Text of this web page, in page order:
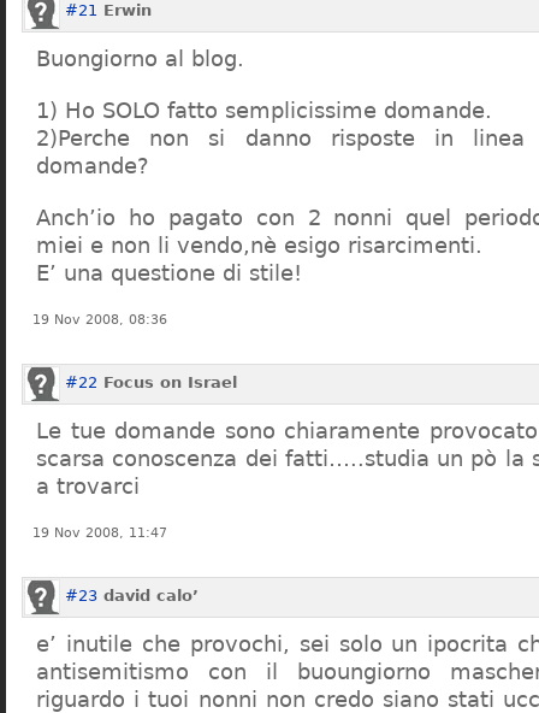
#21 Erwin
Buongiorno al blog.
1) Ho SOLO fatto semplicissime domande.
2)Perche non si danno risposte in
domande?
Anch’io ho pagato con 2 nonni quel
miei e non li vendo,nè esigo risarcimenti.
E’ una questione di stile!
19 Nov 2008, 08:36
#22 Focus on Israel
Le tue domande sono chiaramente
scarsa conoscenza dei fatti…..studia un pò la
a trovarci
19 Nov 2008, 11:47
#23 david calo’
e’ inutile che provochi, sei solo un ipocrita
antisemitismo con il buoungiorno
riguardo i tuoi nonni non credo siano stati